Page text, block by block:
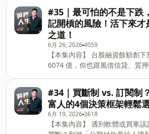
及 VOO、QQQ、QLD 配置取捨。 ———
【章節標記】 00:00 生活開場與本週近況
03:27 Agentic AI 與 Codex 工作流
日本小禮物與會員頻道 07:07 本週槓桿配
置與現金策略 08:29 本集主題：追求沒風
險的風險 10:07 不投資其實是 All-in 現金
11:50 風險不是只有市場波動 14:00 定存
與
貸、正二與質押的「真實失敗方
你在資產累積期選對真正安全的
具！ 想靠槓桿提早翻身，到底該用信貸、
質押還是買正二？挑工具別再只
倍數了！搞懂槓桿投資最致命的
險」，學會正確配置，讓你在股
也能穩穩抱住獲利、享受時間複
——— 【章節標記】 00:00 CLEC頻道無
預警下架的啟示與自媒體黑天鵝 01:51 畢
業旅行泡湯！從陪伴小孩看見父
心情 03:37 激起熱血靈魂：從肌肥大轉向
功能性訓練的體悟 04:57 Meta算力過剩
傳聞？別讓華爾街雜訊干擾大盤
#35｜最可怕的不是下跌
記開槓的風險！活下來才
之道！
6月 26, 20264059
【本集內容】 台股融資餘額創下歷史新高
6074 億，你也跟風借信貸、質
正的危機，這集直接點出槓桿投
致命風險，教你提早算出維持率
流，建立不被抬出場的防禦 SOP！
槓桿投資放大 ETF 獲利，卻擔心
崩盤付不出利息？千萬別讓借錢
#34｜買斷制 vs. 訂閱制
富人的4個決策框架輕鬆
6月 19, 20263618
【本集內容】 遇到軟體或買車該訂閱還是